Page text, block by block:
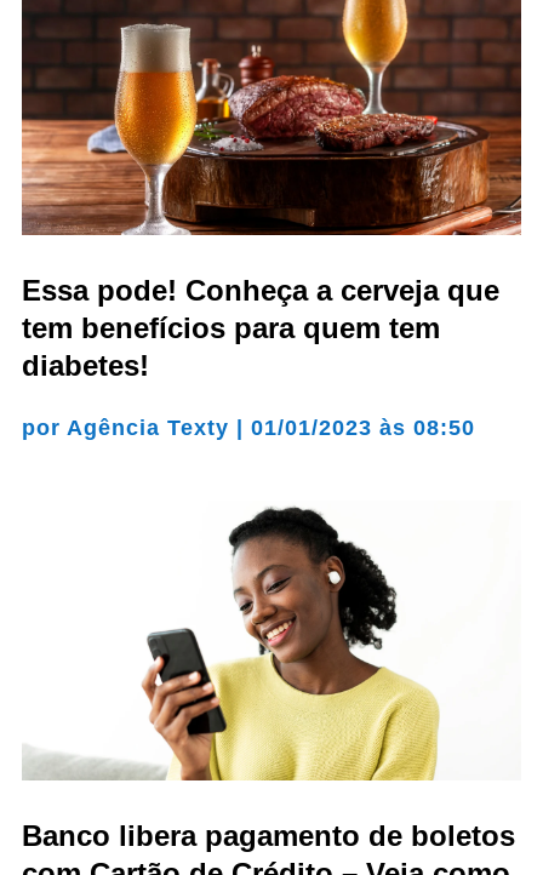
Essa pode! Conheça a cerveja que
tem benefícios para quem tem
diabetes!
por Agência Texty | 01/01/2023 às 08:50
Banco libera pagamento de boletos